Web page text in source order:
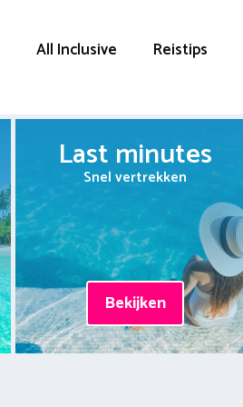
All Inclusive Reistips
Last minutes
Snel vertrekken
Bekijken